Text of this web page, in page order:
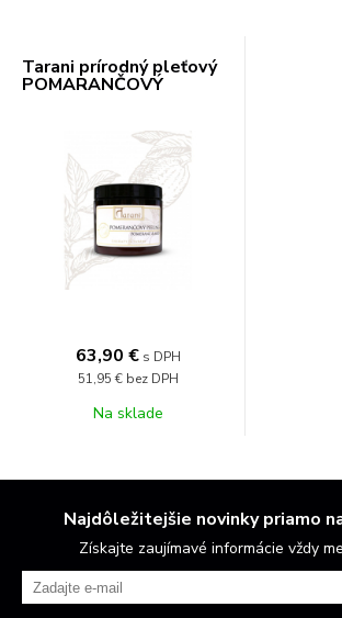
Tarani prírodný pleťový
POMARANČOVÝ
63,90 € s DPH
51,95 € bez DPH
Na sklade
Najdôležitejšie novinky priamo
Získajte zaujímavé informácie vždy